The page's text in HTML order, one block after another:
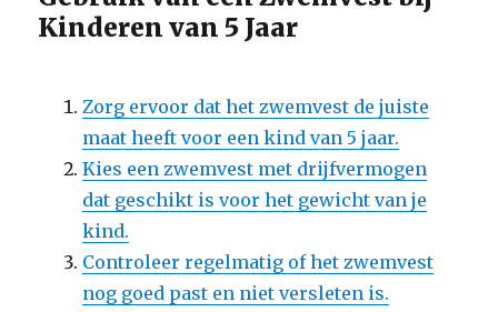
Kinderen van 5 Jaar
Zorg ervoor dat het zwemvest de juiste
maat heeft voor een kind van 5 jaar.
Kies een zwemvest met drijfvermogen
dat geschikt is voor het gewicht van je
kind.
Controleer regelmatig of het zwemvest
nog goed past en niet versleten is.